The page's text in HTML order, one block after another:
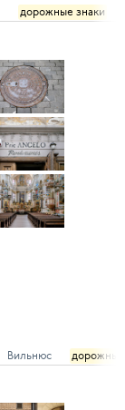
дорожные знаки
Вильнюс дорожные